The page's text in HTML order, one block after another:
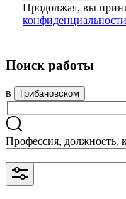
Продолжая, вы
конфиденциальности
Поиск работы
в Грибановском
Профессия, должность,